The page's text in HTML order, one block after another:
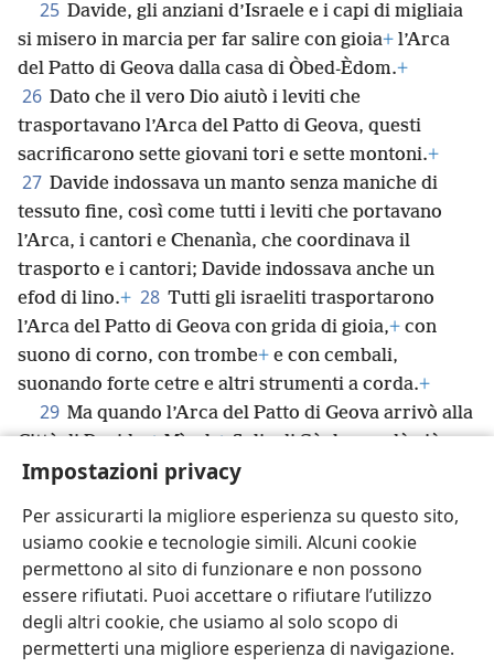
Impostazioni privacy
Per assicurarti la migliore esperienza su questo sito,
usiamo cookie e tecnologie simili. Alcuni cookie
permettono al sito di funzionare e non possono
essere rifiutati. Puoi accettare o rifiutare l’utilizzo
degli altri cookie, che usiamo al solo scopo di
permetterti una migliore esperienza di navigazione.
presso l’Arca.
25 Davide, gli anziani d’Israele e i capi di migliaia
si misero in marcia per far salire con gioia+l’Arca
del Patto di Geova dalla casa di Òbed-Èdom.
26 Dato che il vero Dio aiutò i leviti che
trasportavano l’Arca del Patto di Geova, questi
sacrificarono sette giovani tori e sette montoni.+
27 Davide indossava un manto senza maniche di
tessuto fine, così come tutti i leviti che portavano
l’Arca, i cantori e Chenanìa, che coordinava il
trasporto e i cantori; Davide indossava anche un
efod di lino.+ 28 Tutti gli israeliti trasportarono
l’Arca del Patto di Geova con grida di gioia,+
suono di corno, con trombe +e con cembali,
suonando forte cetre e altri strumenti a corda.+
Città di Davide,+ Mìcal,+figlia di Sàul, guardò giù
dalla finestra e vide il re Davide che saltava e
festeggiava, e in cuor suo cominciò a disprezzarlo.
Italiano Condividi Impostazioni